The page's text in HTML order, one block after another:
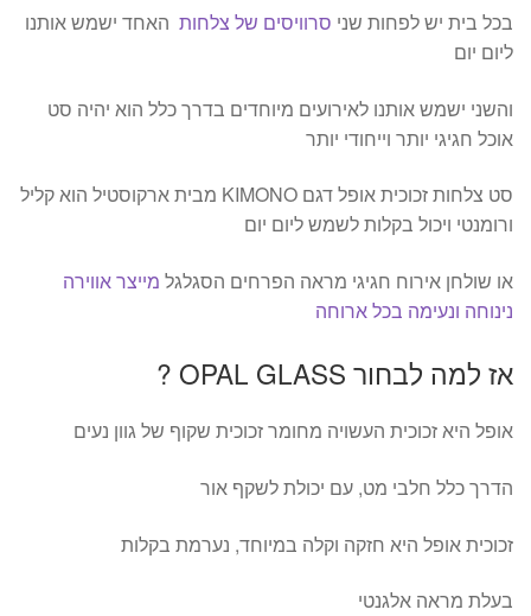
בכל בית יש לפחות שני סרוויסים של צלחות האחד ישמש אותנו
ליום יום
והשני ישמש אותנו לאירועים מיוחדים בדרך כלל הוא יהיה סט
אוכל חגיגי יותר וייחודי יותר
סט צלחות זכוכית אופל דגם KIMONO מבית ארקוסטיל הוא קליל
ורומנטי ויכול בקלות לשמש ליום יום
או שולחן אירוח חגיגי מראה הפרחים הסגלגל מייצר אווירה
נינוחה ונעימה בכל ארוחה
אז למה לבחור OPAL GLASS ?
אופל היא זכוכית העשויה מחומר זכוכית שקוף של גוון נעים
הדרך כלל חלבי מט, עם יכולת לשקף אור
זכוכית אופל היא חזקה וקלה במיוחד, נערמת בקלות
בעלת מראה אלגנטי